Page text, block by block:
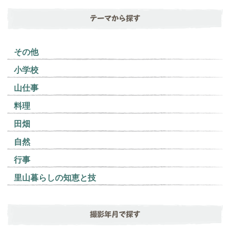
テーマから探す
その他
小学校
山仕事
料理
田畑
自然
行事
里山暮らしの知恵と技
撮影年月で探す